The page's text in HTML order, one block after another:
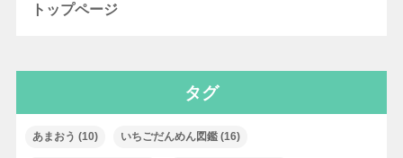
トップページ
タグ
あまおう (10) いちごだんめん図鑑(16)